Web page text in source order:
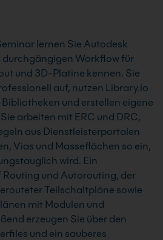
lernen Sie Autodesk
durchgängigen Workflow für
und 3D-Platine kennen. Sie
auf, nutzen Library.io
und erstellen eigene
arbeiten mit ERC und DRC,
aus Dienstleisterportalen
Vias und Masseflächen so ein,
wird. Ein
und Autorouting, der
Teilschaltpläne sowie
mit Modulen und
erzeugen Sie über den
und ein sauberes